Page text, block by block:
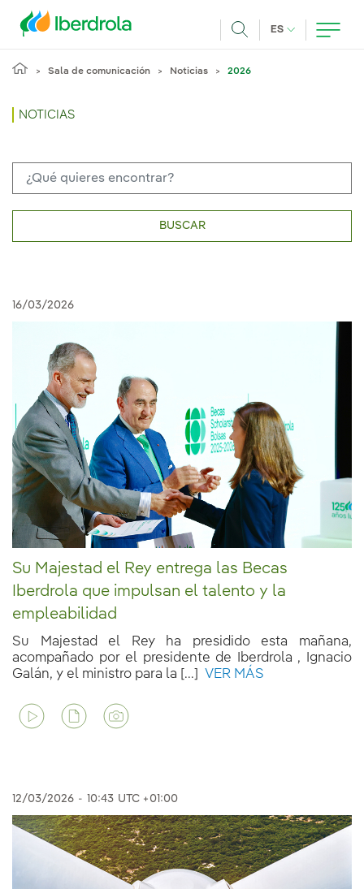
ES IDIOMA
Sala de comunicación Noticias 2026
NOTICIAS
BUSCAR
16/03/2026
Su Majestad el Rey entrega las Becas
Iberdrola que impulsan el talento y la
empleabilidad
Su Majestad el Rey ha presidido esta mañana,
acompañado por el presidente de Iberdrola , Ignacio
Galán, y el ministro para la [...]
VER MÁS
12/03/2026 - 10:43 UTC +01:00